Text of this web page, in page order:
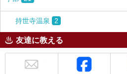
持世寺温泉 2
友達に教える